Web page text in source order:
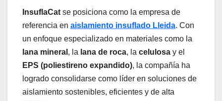
InsuflaCat se posiciona como la empresa de
referencia en aislamiento insuflado Lleida. Con
un enfoque especializado en materiales como la
lana mineral , la lana de roca, la celulosa y el
EPS (poliestireno expandido), la compañía ha
logrado consolidarse como líder en soluciones de
aislamiento sostenibles, eficientes y de alta